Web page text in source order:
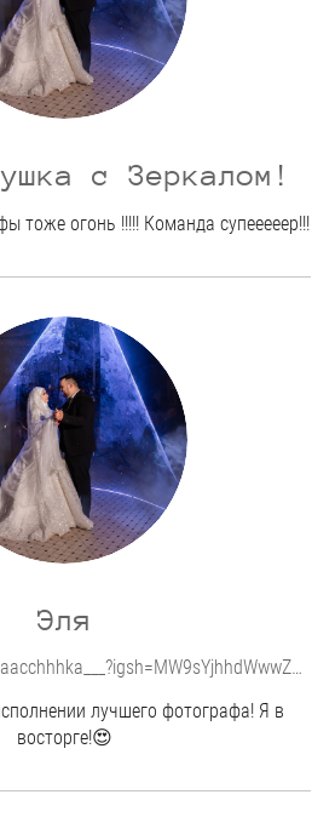
с Зеркалом!
тоже огонь !!!!! Команда супееееер!!!
Эля
www.instagram.com/elyaacchhhka___?igsh=MW9sYjhhdWwwZ29iZA%3D%3D&utm_source=qr
лучшего фотографа! Я в
восторге!😍